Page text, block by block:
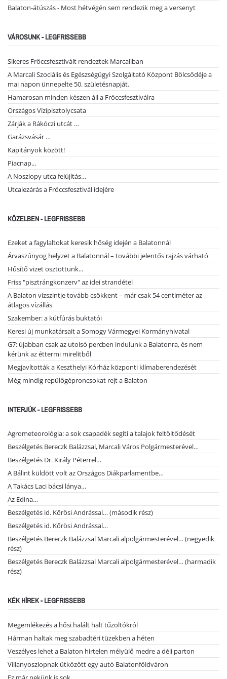
Balaton-átúszás - Most hétvégén sem rendezik meg a versenyt
VÁROSUNK - LEGFRISSEBB
Sikeres Fröccsfesztivált rendeztek Marcaliban
A Marcali Szociális és Egészségügyi Szolgáltató Központ Bölcsődéje a
mai napon ünnepelte 50. születésnapját.
Hamarosan minden készen áll a Fröccsfesztiválra
Országos Vízipisztolycsata
Zárják a Rákóczi utcát …
Garázsvásár …
Kapitányok között!
Piacnap...
A Noszlopy utca felújítás…
Utcalezárás a Fröccsfesztivál idejére
KÖZELBEN - LEGFRISSEBB
Ezeket a fagylaltokat keresik hőség idején a Balatonnál
Árvaszúnyog helyzet a Balatonnál – további jelentős rajzás várható
Hűsítő vizet osztottunk...
Friss "pisztrángkonzerv" az idei strandétel
A Balaton vízszintje tovább csökkent – már csak 54 centiméter az
átlagos vízállás
Szakember: a kútfúrás buktatói
Keresi új munkatársait a Somogy Vármegyei Kormányhivatal
G7: újabban csak az utolsó percben indulunk a Balatonra, és nem
kérünk az éttermi mirelitből
Megjavították a Keszthelyi Kórház központi klímaberendezését
Még mindig repülőgéproncsokat rejt a Balaton
INTERJÚK - LEGFRISSEBB
Agrometeorológia: a sok csapadék segíti a talajok feltöltődését
Beszélgetés Bereczk Balázzsal, Marcali Város Polgármesterével…
Beszélgetés Dr. Király Péterrel…
A Bálint küldött volt az Országos Diákparlamentbe…
A Takács Laci bácsi lánya…
Az Edina…
Beszélgetés id. Kőrösi Andrással… (második rész)
Beszélgetés id. Kőrösi Andrással…
Beszélgetés Bereczk Balázzsal Marcali alpolgármesterével… (negyedik
rész)
Beszélgetés Bereczk Balázzsal Marcali alpolgármesterével… (harmadik
rész)
KÉK HÍREK - LEGFRISSEBB
Megemlékezés a hősi halált halt tűzoltókról
Hárman haltak meg szabadtéri tüzekben a héten
Veszélyes lehet a Balaton hirtelen mélyülő medre a déli parton
Villanyoszlopnak ütközött egy autó Balatonföldváron